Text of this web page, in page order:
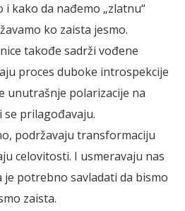
kako da nađemo „zlatnu“
ko zaista jesmo.
takođe sadrži vođene
proces duboke introspekcije
unutrašnje polarizacije na
prilagođavaju.
podržavaju transformaciju
celovitosti. I usmeravaju nas
je potrebno savladati da bismo
zaista.